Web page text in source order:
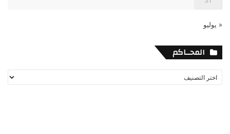
« يوليو
المحــاكم
المحــاكم